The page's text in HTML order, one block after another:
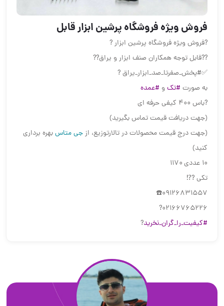
فروش ویژه فروشگاه پرشین ابزار قابل
?فروش ویژه فروشگاه پرشین ابزار ?
??قابل توجه همکاران صنف ابزار و یراق??
✅#پخش_صفرتا_صد_ابزار_یراق ?
به صورت #تک و #عمده
?باس ۴۰۰ کیفی حرفه ای
(جهت دریافت قیمت تماس بگیرید)
(جهت درج قیمت محصولات در تالارتوزیع، ازجی متاسبهره برداری
کنید)
۱۰ عددی ۱۱۷۰
تکی ?⁉️
09126831557☎️
02166765226?
#کیفیت_را_گران_نخرید?